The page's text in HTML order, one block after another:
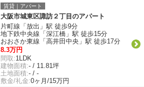
賃貸｜アパート
大阪市城東区諏訪２丁目のアパート
片町線「放出」駅 徒歩9分
地下鉄中央線「深江橋」駅 徒歩15分
おおさか東線「高井田中央」駅 徒歩17分
8.3万円
間取:1LDK
建物面積:- / 11.81坪
土地面積:- / -
敷金/礼金:0ヶ月/15万円